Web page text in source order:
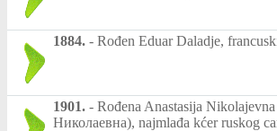
1884. - Rođen Eduar Daladje,
1901. - Rođena Anastasija
Николаевна), najmlađa kćer ruskog